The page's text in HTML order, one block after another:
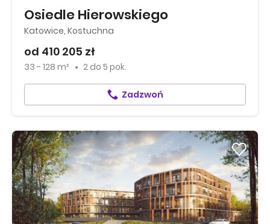
Osiedle Hierowskiego
Katowice, Kostuchna
od 410 205 zł
33 - 128 m² 2 do 5 pok.
Zadzwoń